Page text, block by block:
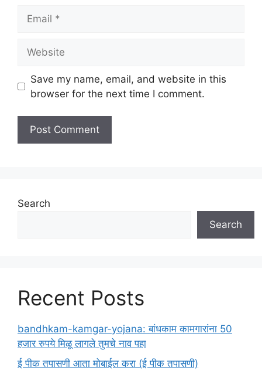
Save my name, email, and website in this
browser for the next time I comment.
Search
Search
Recent Posts
bandhkam-kamgar-yojana: बांधकाम कामगारांना 50
हजार रुपये मिळू लागले तुमचे नाव पहा
ई पीक तपासणी आता मोबाईल करा (ई पीक तपासणी)